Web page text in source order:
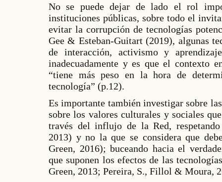
No se puede dejar de lado el rol
instituciones públicas, sobre todo el
evitar la corrupción de tecnologías
Gee & Esteban-Guitart (2019), algunas
de interacción, activismo y
inadecuadamente y es que el contexto
“tiene más peso en la hora de
tecnología” (p.12).
Es importante también investigar sobre
sobre los valores culturales y sociales
través del influjo de la Red,
2013) y no la que se considera que
Green, 2016); buceando hacia el
que suponen los efectos de las
Green, 2013; Pereira, S., Fillol & Moura,